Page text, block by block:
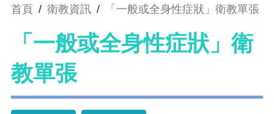
首頁 / 衛教資訊 / 「一般或全身性症狀」衛教單張
「一般或全身性症狀」衛
教單張